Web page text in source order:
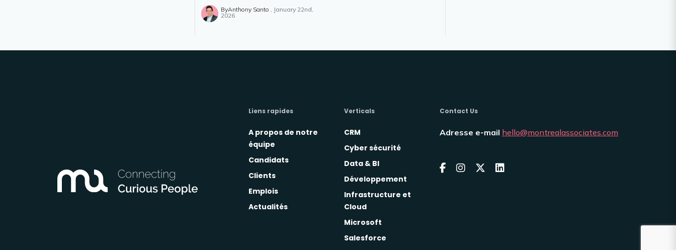
ByAnthony Santo
January 22nd,
2026
Liens rapides
A propos de notre
équipe
Candidats
Clients
Emplois
Actualités
Verticals
CRM
Cyber sécurité
Data & BI
Développement
Infrastructure et
Cloud
Microsoft
Salesforce
Contact Us
Adresse e-mail hello@montrealassociates.com